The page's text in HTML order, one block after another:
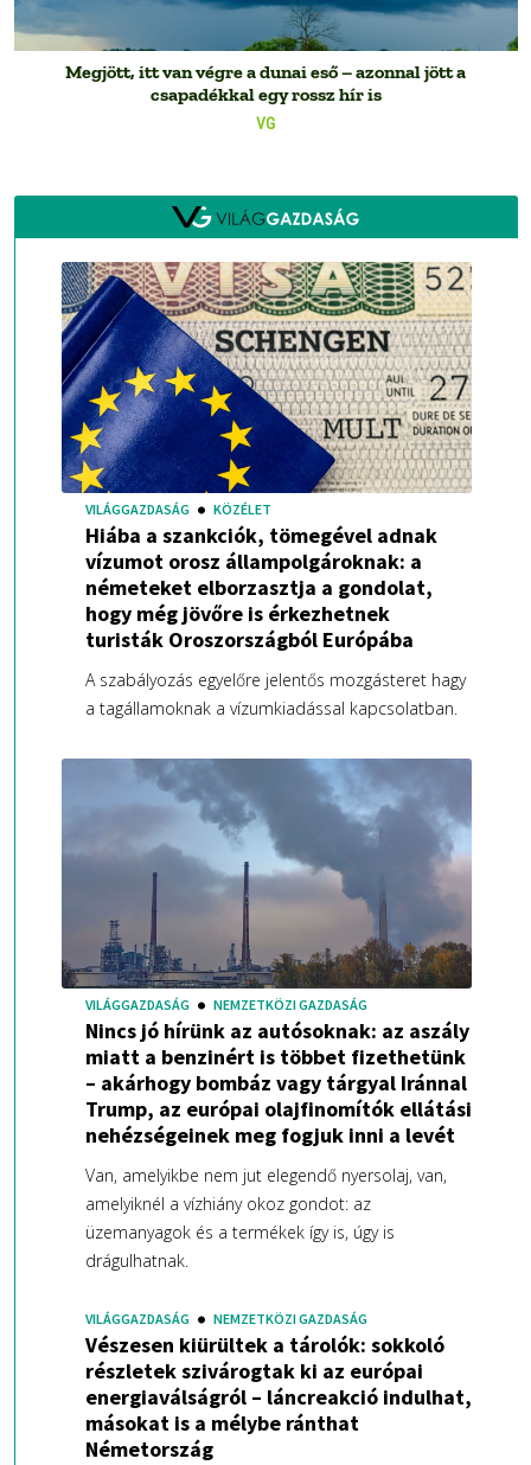
VG
Megjött, itt van végre a dunai eső – azonnal jött a
csapadékkal egy rossz hír is
VILÁGGAZDASÁG KÖZÉLET
Hiába a szankciók, tömegével adnak
vízumot orosz állampolgároknak: a
németeket elborzasztja a gondolat,
hogy még jövőre is érkezhetnek
turisták Oroszországból Európába
A szabályozás egyelőre jelentős mozgásteret hagy
a tagállamoknak a vízumkiadással kapcsolatban.
VILÁGGAZDASÁG NEMZETKÖZI GAZDASÁG
Nincs jó hírünk az autósoknak: az aszály
miatt a benzinért is többet fizethetünk
– akárhogy bombáz vagy tárgyal Iránnal
Trump, az európai olajfinomítók ellátási
nehézségeinek meg fogjuk inni a levét
Van, amelyikbe nem jut elegendő nyersolaj, van,
amelyiknél a vízhiány okoz gondot: az
üzemanyagok és a termékek így is, úgy is
drágulhatnak.
VILÁGGAZDASÁG NEMZETKÖZI GAZDASÁG
Vészesen kiürültek a tárolók: sokkoló
részletek szivárogtak ki az európai
energiaválságról – láncreakció indulhat,
másokat is a mélybe ránthat
Németország